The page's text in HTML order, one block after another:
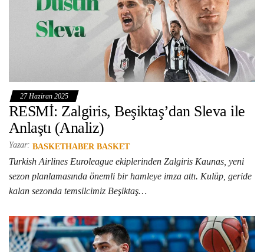
27 Haziran 2025
RESMİ: Zalgiris, Beşiktaş’dan Sleva ile
Anlaştı (Analiz)
Yazar: BASKETHABER BASKET
Turkish Airlines Euroleague ekiplerinden Zalgiris Kaunas, yeni
sezon planlamasında önemli bir hamleye imza attı. Kulüp, geride
kalan sezonda temsilcimiz Beşiktaş…